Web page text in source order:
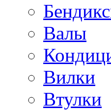
Валы
Вилки
Втулки